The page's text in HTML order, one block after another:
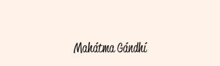
Mahátma Gándhí